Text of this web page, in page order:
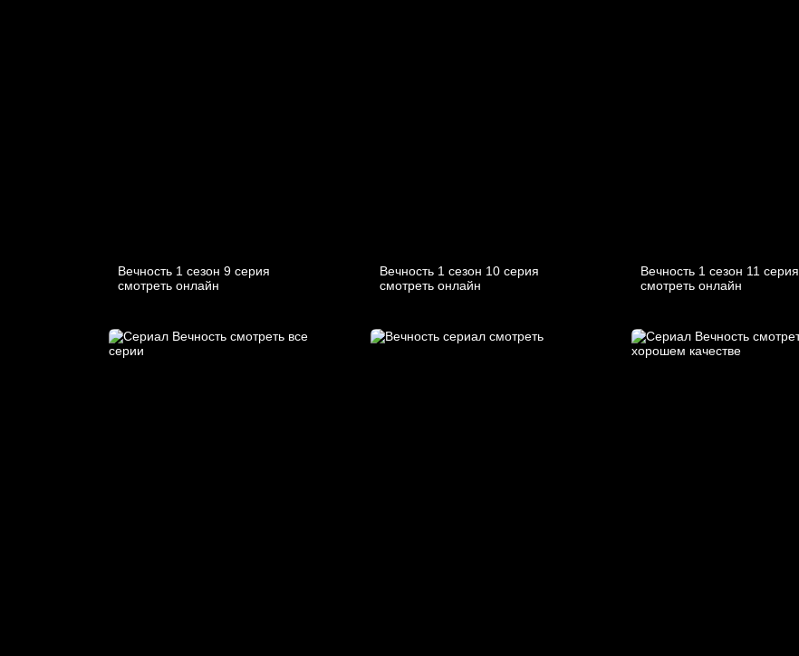
Вечность 1 сезон 9 серия
смотреть онлайн
Вечность 1 сезон 10 серия
смотреть онлайн
Вечность 1 сезон 11 серия
смотреть онлайн